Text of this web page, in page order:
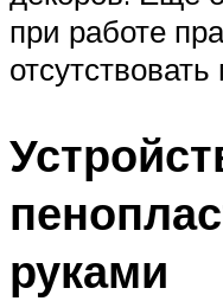
при работе
руками